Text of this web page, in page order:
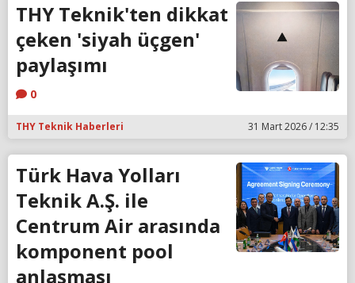
THY Teknik'ten dikkat
çeken 'siyah üçgen'
paylaşımı
0
THY Teknik Haberleri 31 Mart 2026 / 12:35
Türk Hava Yolları
Teknik A.Ş. ile
Centrum Air arasında
komponent pool
anlaşması